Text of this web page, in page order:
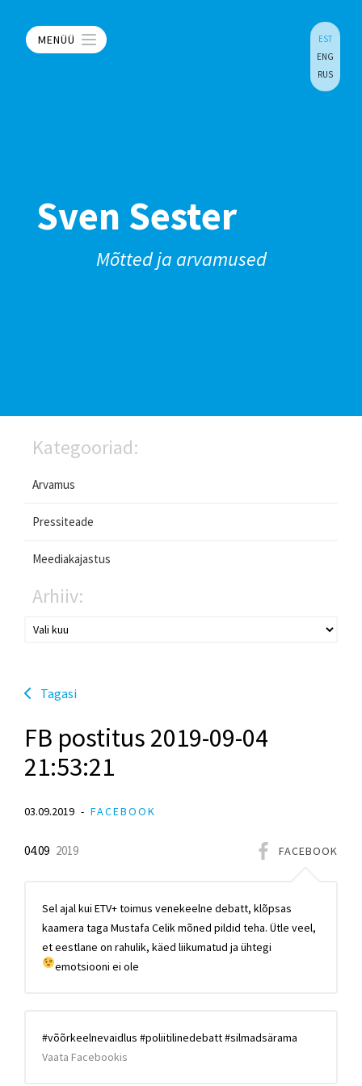
MENÜÜ
EST
ENG
RUS
Sven Sester
Mõtted ja arvamused
Kategooriad:
Arvamus
Pressiteade
Meediakajastus
Arhiiv:
Tagasi
FB postitus 2019-09-04
21:53:21
03.09.2019 FACEBOOK
FACEBOOK
04.09 2019
Sel ajal kui ETV+ toimus venekeelne debatt, klõpsas
kaamera taga Mustafa Celik mõned pildid teha. Ütle veel,
et eestlane on rahulik, käed liikumatud ja ühtegi
emotsiooni ei ole
#võõrkeelnevaidlus #poliitilinedebatt #silmadsärama
Vaata Facebookis